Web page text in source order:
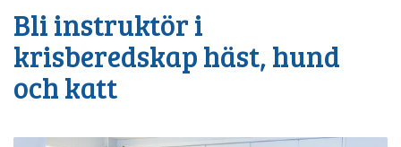
Bli instruktör i
krisberedskap häst, hund
och katt